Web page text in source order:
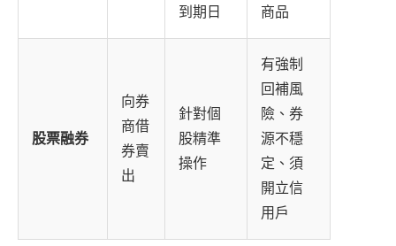
到期日
商品
股票融券
向券
商借
券賣
出
針對個
股精準
操作
有強制
回補風
險、券
源不穩
定、須
開立信
用戶